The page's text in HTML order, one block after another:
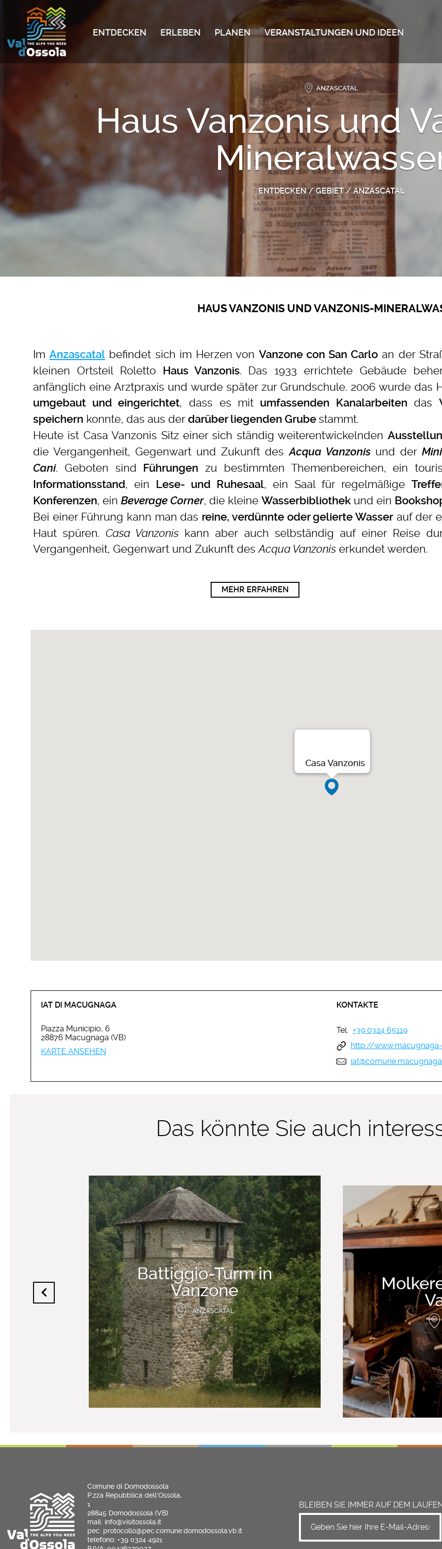
ENTDECKEN ERLEBEN PLANEN VERANSTALTUNGEN UND IDEEN
ANZASCATAL
Haus Vanzonis und
ENTDECKEN/GEBIET/ANZASCATAL
HAUS VANZONIS UND VANZONIS-
ImAnzascatal befindet sich im Herzen von Vanzone con San Carlo an der
kleinen Ortsteil Roletto Haus Vanzonis. Das 1933 errichtete Gebäude
anfänglich eine Arztpraxis und wurde später zur Grundschule. 2006 wurde das
umgebaut und eingerichtet, dass es mit umfassenden Kanalarbeiten das
speichern konnte, das aus der darüber liegenden Grube stammt.
Heute ist Casa Vanzonis Sitz einer sich ständig weiterentwickelnden
die Vergangenheit, Gegenwart und Zukunft desAcqua Vanzonisund der
Cani. Geboten sind Führungen zu bestimmten Themenbereichen, ein
Informationsstand, ein Lese- und Ruhesaal, ein Saal für regelmäßige
Konferenzen, ein Beverage Corner, die kleine Wasserbibliothek und ein
Bei einer Führung kann man das reine, verdünnte oder gelierte Wasserauf der
Haut spüren. Casa Vanzonis kann aber auch selbständig auf einer Reise
Vergangenheit, Gegenwart und Zukunft desAcqua Vanzonis erkundet werden.
MEHR ERFAHREN
Casa Vanzonis
IAT DI MACUGNAGA
Piazza Municipio, 6
28876 Macugnaga (VB)
KARTE ANSEHEN
KONTAKTE
Tel.
+39 0324 65119
http://
Das könnte Sie auch
Battiggio-Turm in
Vanzone
ANZASCATAL
Comune di Domodossola
P.zza Repubblica dell’Ossola,
1
28845 Domodossola (VB)
mail: info@visitossola.it
pec: protocollo@pec.comune.domodossola.vb.it
telefono: +39 0324 4921
BLEIBEN SIE IMMER AUF DEM